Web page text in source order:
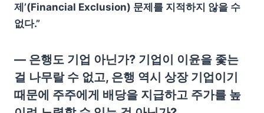
제’(Financial Exclusion) 문제를 지적하지 않을 수
없다.”
— 은행도 기업 아닌가? 기업이 이윤을 좇는
걸 나무랄 수 없고, 은행 역시 상장 기업이기
때문에 주주에게 배당을 지급하고 주가를 높